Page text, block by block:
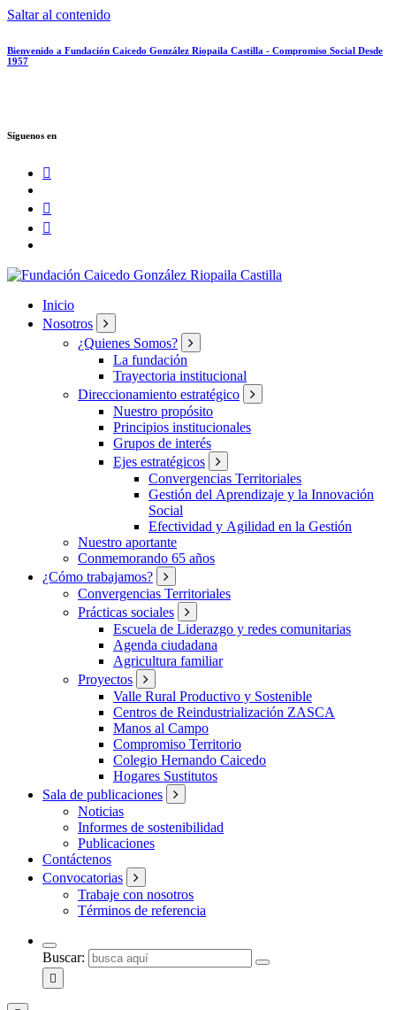
Saltar al contenido
Bienvenido a Fundación Caicedo González Riopaila Castilla - Compromiso Social Desde
1957
Síguenos en
Compromiso Social Desde 1957
Inicio
Nosotros
¿Quienes Somos?
La fundación
Trayectoria institucional
Direccionamiento estratégico
Nuestro propósito
Principios institucionales
Grupos de interés
Ejes estratégicos
Convergencias Territoriales
Gestión del Aprendizaje y la Innovación
Social
Efectividad y Agilidad en la Gestión
Nuestro aportante
Conmemorando 65 años
¿Cómo trabajamos?
Convergencias Territoriales
Prácticas sociales
Escuela de Liderazgo y redes comunitarias
Agenda ciudadana
Agricultura familiar
Proyectos
Valle Rural Productivo y Sostenible
Centros de Reindustrialización ZASCA
Manos al Campo
Compromiso Territorio
Colegio Hernando Caicedo
Hogares Sustitutos
Sala de publicaciones
Noticias
Informes de sostenibilidad
Publicaciones
Contáctenos
Convocatorias
Trabaje con nosotros
Términos de referencia
Buscar: